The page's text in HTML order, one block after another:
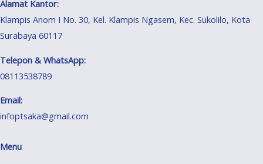
Alamat Kantor:
Klampis Anom I No. 30, Kel. Klampis Ngasem, Kec. Sukolilo, Kota
Surabaya 60117
Telepon & WhatsApp:
08113538789
Email:
infoptsaka@gmail.com
Menu